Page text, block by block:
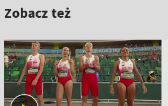
Zobacz też